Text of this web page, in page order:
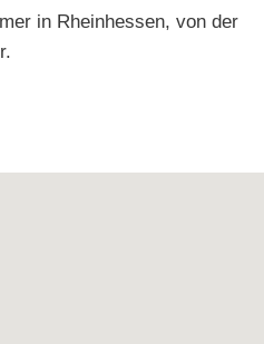
in Rheinhessen, von der